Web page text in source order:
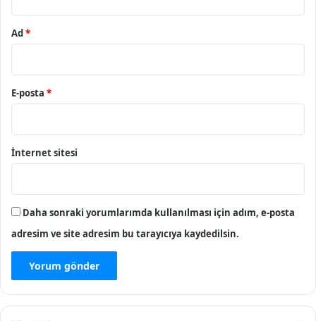
Ad*
E-posta *
İnternet sitesi
Daha sonraki yorumlarımda kullanılması için adım, e-posta
adresim ve site adresim bu tarayıcıya kaydedilsin.